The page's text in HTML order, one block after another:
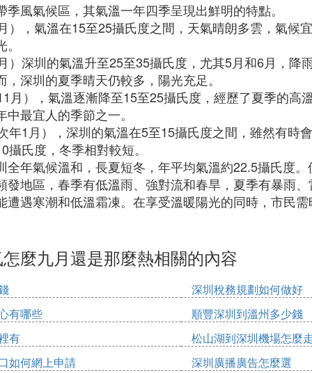
季風氣候區，其氣溫一年四季呈現出鮮明的特點。
），氣溫在15至25攝氏度之間，天氣晴朗多雲，氣候
）深圳的氣溫升至25至35攝氏度，尤其5月和6月，降
，深圳的夏季晴天仍較多，陽光充足。
月），氣溫逐漸降至15至25攝氏度，經歷了夏季的高
最宜人的季節之一。
年1月），深圳的氣溫在5至15攝氏度之間，雖然有時
攝氏度，冬季相對較短。
全年氣候溫和，長夏短冬，年平均氣溫約22.5攝氏度
發地區，春季有低溫雨、強對流和春旱，夏季有暴雨
遭遇寒潮和低溫霜凍。在享受溫暖陽光的同時，市民
麼九月還是那麼熱相關的內容
深圳稅務規劃如何做好
有哪些
順豐深圳到溫州多少錢
有
松山湖到深圳機場怎麼
如何網上申請
深圳廣播廣告怎麼選